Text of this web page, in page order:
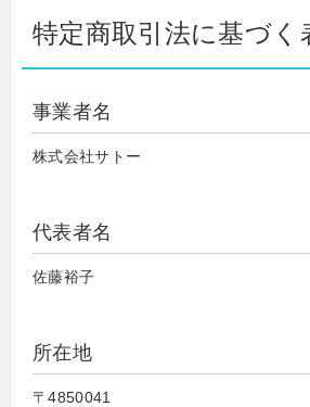
特定商取引法に基づく
事業者名
株式会社サトー
代表者名
佐藤裕子
所在地
〒4850041